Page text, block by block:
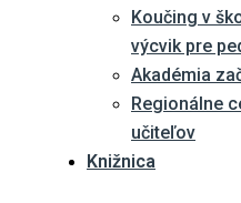
Koučing v
výcvik pre
Akadémia
Regionálne
učiteľov
Knižnica